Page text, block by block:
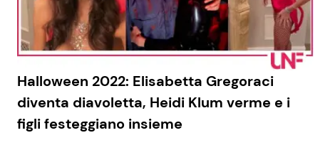
Halloween 2022: Elisabetta Gregoraci
diventa diavoletta, Heidi Klum verme e i
figli festeggiano insieme